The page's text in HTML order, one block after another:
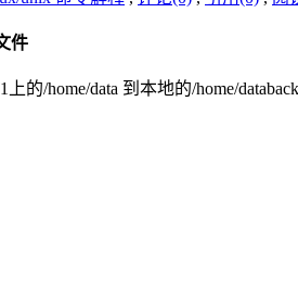
件
的/home/data 到本地的/home/